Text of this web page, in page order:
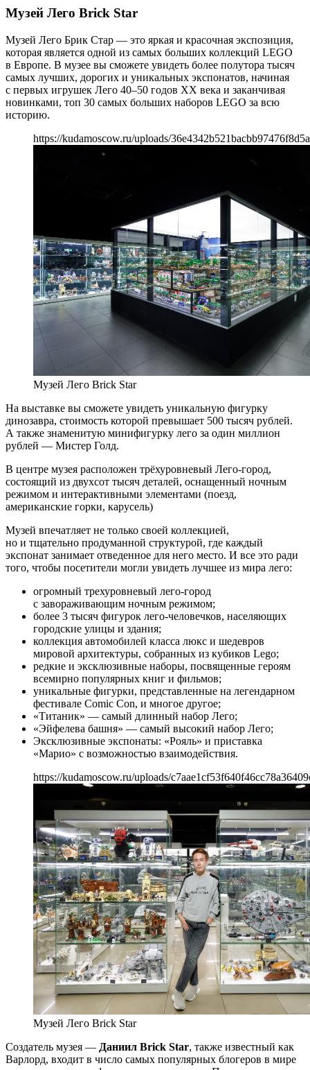
Музей Лего Brick Star
Музей Лего Брик Стар — это яркая и красочная экспозиция,
которая является одной из самых больших коллекций LEGO
в Европе. В музее вы сможете увидеть более полутора тысяч
самых лучших, дорогих и уникальных экспонатов, начиная
с первых игрушек Лего 40–50 годов XX века и заканчивая
новинками, топ 30 самых больших наборов LEGO за всю
историю.
https://kudamoscow.ru/uploads/
Музей Лего Brick Star
На выставке вы сможете увидеть уникальную фигурку
динозавра, стоимость которой превышает 500 тысяч рублей.
А также знаменитую минифигурку лего за один миллион
рублей — Мистер Голд.
В центре музея расположен трёхуровневый Лего-город,
состоящий из двухсот тысяч деталей, оснащенный ночным
режимом и интерактивными элементами (поезд,
американские горки, карусель)
Музей впечатляет не только своей коллекцией,
но и тщательно продуманной структурой, где каждый
экспонат занимает отведенное для него место. И все это ради
того, чтобы посетители могли увидеть лучшее из мира лего:
огромный трехуровневый лего-город
с завораживающим ночным режимом;
более 3 тысяч фигурок лего-человечков, населяющих
городские улицы и здания;
коллекция автомобилей класса люкс и шедевров
мировой архитектуры, собранных из кубиков Lego;
редкие и эксклюзивные наборы, посвященные героям
всемирно популярных книг и фильмов;
уникальные фигурки, представленные на легендарном
фестивале Comic Con, и многое другое;
«Титаник» — самый длинный набор Лего;
«Эйфелева башня» — самый высокий набор Лего;
Эксклюзивные экспонаты: «Рояль» и приставка
«Марио» с возможностью взаимодействия.
https://kudamoscow.ru/uploads/
Музей Лего Brick Star
Создатель музея — Даниил Brick Star, также известный как
Варлорд, входит в число самых популярных блогеров в мире